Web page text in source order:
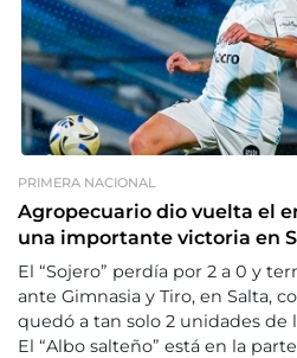
PRIMERA NACIONAL
Agropecuario dio vuelta el
una importante victoria en
El “Sojero” perdía por 2 a 0 y
ante Gimnasia y Tiro, en Salta,
quedó a tan solo 2 unidades de
El “Albo salteño” está en la